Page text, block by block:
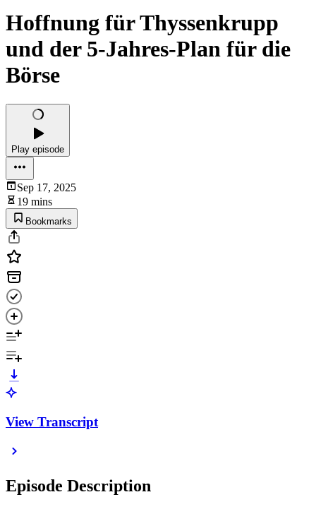
Hoffnung für Thyssenkrupp
und der 5-Jahres-Plan für die
Börse
Play episode
Sep 17, 2025
19 mins
Bookmarks
View Transcript
Episode Description